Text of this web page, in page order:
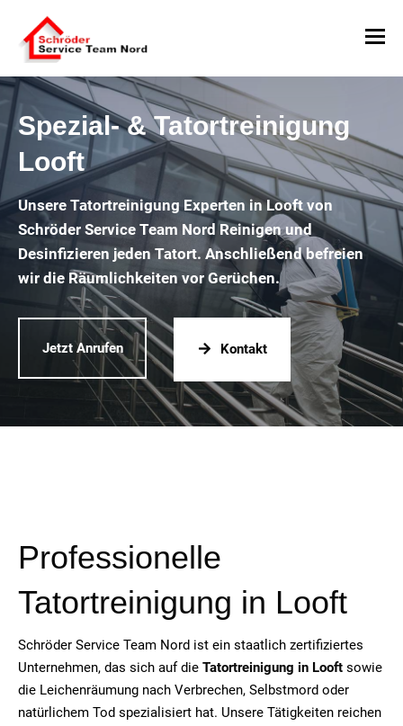
Spezial- & Tatortreinigung
Looft
Unsere Tatortreinigung Experten in Looft von
Schröder Service Team Nord Reinigen und
Desinfizieren jeden Tatort. Anschließend befreien
wir die Räumlichkeiten vor Gerüchen.
Jetzt Anrufen Kontakt
Professionelle
Tatortreinigung in Looft
Schröder Service Team Nord ist ein staatlich zertifiziertes
Unternehmen, das sich auf die Tatortreinigung in Looft sowie
die Leichenräumung nach Verbrechen, Selbstmord oder
natürlichem Tod spezialisiert hat. Unsere Tätigkeiten reichen